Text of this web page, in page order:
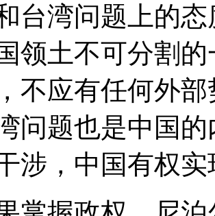
台湾问题上的
领土不可分割
不应有任何外
问题也是中国
涉，中国有权